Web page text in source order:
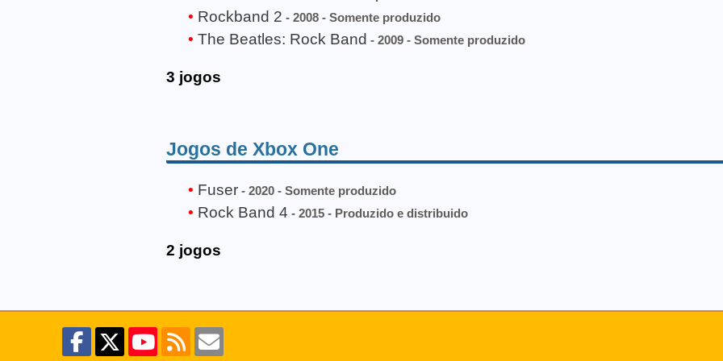
Rockband 2 - 2008 - Somente produzido
The Beatles: Rock Band - 2009 - Somente produzido
3 jogos
Jogos de Xbox One
Fuser- 2020 - Somente produzido
Rock Band 4 - 2015 - Produzido e distribuido
2 jogos